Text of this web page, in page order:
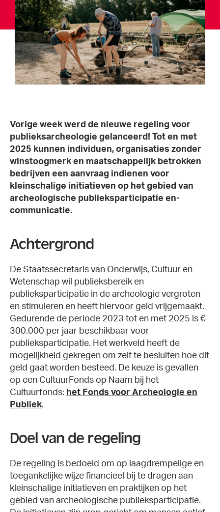
Vorige week werd de nieuwe regeling voor
publieksarcheologie gelanceerd! Tot en met
2025 kunnen individuen, organisaties zonder
winstoogmerk en maatschappelijk betrokken
bedrijven een aanvraag indienen voor
kleinschalige initiatieven op het gebied van
archeologische publieksparticipatie en-
communicatie.
Achtergrond
De Staatssecretaris van Onderwijs, Cultuur en
Wetenschap wil publieksbereik en
publieksparticipatie in de archeologie vergroten
en stimuleren en heeft hiervoor geld vrijgemaakt.
Gedurende de periode 2023 tot en met 2025 is €
300.000 per jaar beschikbaar voor
publieksparticipatie. Het werkveld heeft de
mogelijkheid gekregen om zelf te besluiten hoe dit
geld gaat worden besteed. De keuze is gevallen
op een CultuurFonds op Naam bij het
Cultuurfonds: het Fonds voor Archeologie en
Publiek.
Doel van de regeling
De regeling is bedoeld om op laagdrempelige en
toegankelijke wijze financieel bij te dragen aan
kleinschalige initiatieven en praktijken op het
gebied van archeologische publieksparticipatie.